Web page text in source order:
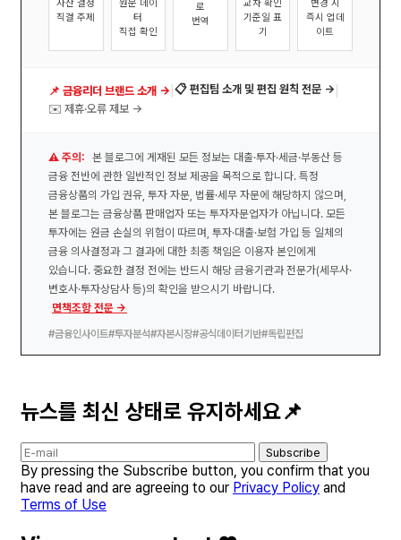
자산 결정
직결 주제
원문 데이
터
직접 확인
로
번역
교차 확인
기준일 표
기
변경 시
즉시 업데
이트
📌 금융리더 브랜드 소개 → 📋 편집팀 소개 및 편집 원칙 전문 →
✉️ 제휴·오류 제보 →
⚠️ 주의: 본 블로그에 게재된 모든 정보는 대출·투자·세금·부동산 등
금융 전반에 관한 일반적인 정보 제공을 목적으로 합니다. 특정
금융상품의 가입 권유, 투자 자문, 법률·세무 자문에 해당하지 않으며,
본 블로그는 금융상품 판매업자 또는 투자자문업자가 아닙니다. 모든
투자에는 원금 손실의 위험이 따르며, 투자·대출·보험 가입 등 일체의
금융 의사결정과 그 결과에 대한 최종 책임은 이용자 본인에게
있습니다. 중요한 결정 전에는 반드시 해당 금융기관과 전문가(세무사·
변호사·투자상담사 등)의 확인을 받으시기 바랍니다.
면책조항 전문 →
#금융인사이트#투자분석#자본시장#공식데이터기반#독립편집
뉴스를 최신 상태로 유지하세요📌
Subscribe
By pressing the Subscribe button, you confirm that you
have read and are agreeing to our Privacy Policy and
Terms of Use